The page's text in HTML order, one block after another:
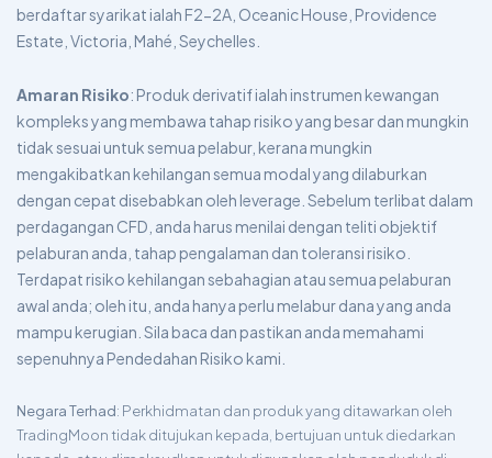
berdaftar syarikat ialah F2-2A, Oceanic House, Providence
Estate, Victoria, Mahé, Seychelles.
Amaran Risiko: Produk derivatif ialah instrumen kewangan
kompleks yang membawa tahap risiko yang besar dan mungkin
tidak sesuai untuk semua pelabur, kerana mungkin
mengakibatkan kehilangan semua modal yang dilaburkan
dengan cepat disebabkan oleh leverage. Sebelum terlibat dalam
perdagangan CFD, anda harus menilai dengan teliti objektif
pelaburan anda, tahap pengalaman dan toleransi risiko.
Terdapat risiko kehilangan sebahagian atau semua pelaburan
awal anda; oleh itu, anda hanya perlu melabur dana yang anda
mampu kerugian. Sila baca dan pastikan anda memahami
sepenuhnya Pendedahan Risiko kami.
Negara Terhad: Perkhidmatan dan produk yang ditawarkan oleh
TradingMoon tidak ditujukan kepada, bertujuan untuk diedarkan